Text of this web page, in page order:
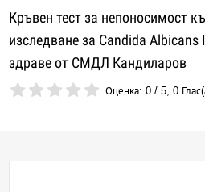
Кръвен тест за непоносимост
изследване за Candida
здраве от СМДЛ Кандиларов
Оценка:0 /5,0